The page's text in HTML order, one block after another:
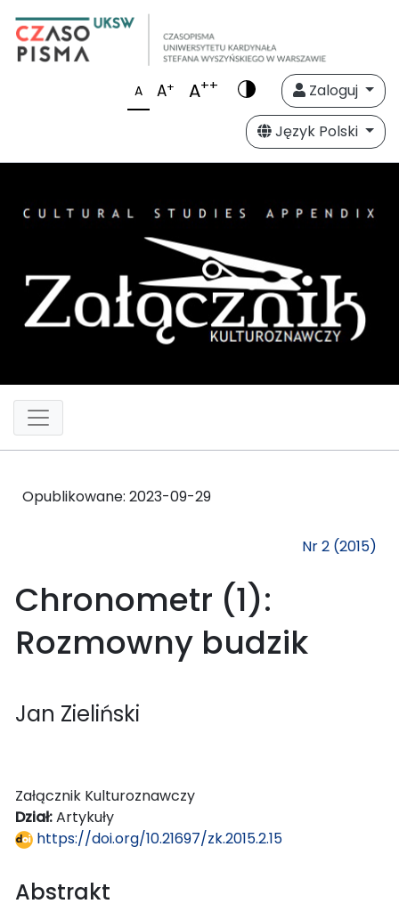
A A+ A++
Zaloguj
Język Polski
Opublikowane: 2023-09-29
Nr 2 (2015)
Chronometr (1):
Rozmowny budzik
Jan Zieliński
Załącznik Kulturoznawczy
Dział:Artykuły
https://doi.org/10.21697/zk.2015.2.15
Abstrakt